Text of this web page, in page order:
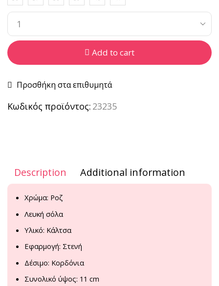
Add to cart
Προσθήκη στα επιθυμητά
Κωδικός προϊόντος: 23235
Description Additional information
Χρώμα: Ροζ
Λευκή σόλα
Υλικό: Κάλτσα
Εφαρμογή: Στενή
Δέσιμο: Κορδόνια
Συνολικό ύψος: 11 cm